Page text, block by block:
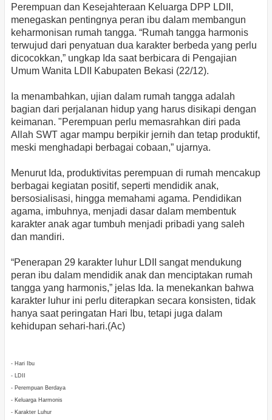
Perempuan dan Kesejahteraan Keluarga DPP LDII,
menegaskan pentingnya peran ibu dalam membangun
keharmonisan rumah tangga. “Rumah tangga harmonis
terwujud dari penyatuan dua karakter berbeda yang perlu
dicocokkan,” ungkap Ida saat berbicara di Pengajian
Umum Wanita LDII Kabupaten Bekasi (22/12).
Ia menambahkan, ujian dalam rumah tangga adalah
bagian dari perjalanan hidup yang harus disikapi dengan
keimanan. "Perempuan perlu memasrahkan diri pada
Allah SWT agar mampu berpikir jernih dan tetap produktif,
meski menghadapi berbagai cobaan,” ujarnya.
Menurut Ida, produktivitas perempuan di rumah mencakup
berbagai kegiatan positif, seperti mendidik anak,
bersosialisasi, hingga memahami agama. Pendidikan
agama, imbuhnya, menjadi dasar dalam membentuk
karakter anak agar tumbuh menjadi pribadi yang saleh
dan mandiri.
“Penerapan 29 karakter luhur LDII sangat mendukung
peran ibu dalam mendidik anak dan menciptakan rumah
tangga yang harmonis,” jelas Ida. Ia menekankan bahwa
karakter luhur ini perlu diterapkan secara konsisten, tidak
hanya saat peringatan Hari Ibu, tetapi juga dalam
kehidupan sehari-hari.(Ac)
- Hari Ibu
- LDII
- Perempuan Berdaya
- Keluarga Harmonis
- Karakter Luhur